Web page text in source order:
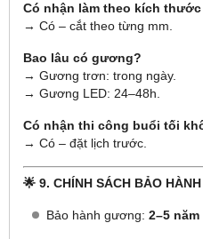
Có nhận làm theo kích
→ Có – cắt theo từng mm.
Bao lâu có gương?
→ Gương trơn: trong ngày.
→ Gương LED: 24–48h.
Có nhận thi công buổi tối
→ Có – đặt lịch trước.
🌟 9. CHÍNH SÁCH BẢO
Bảo hành gương: 2–5 năm